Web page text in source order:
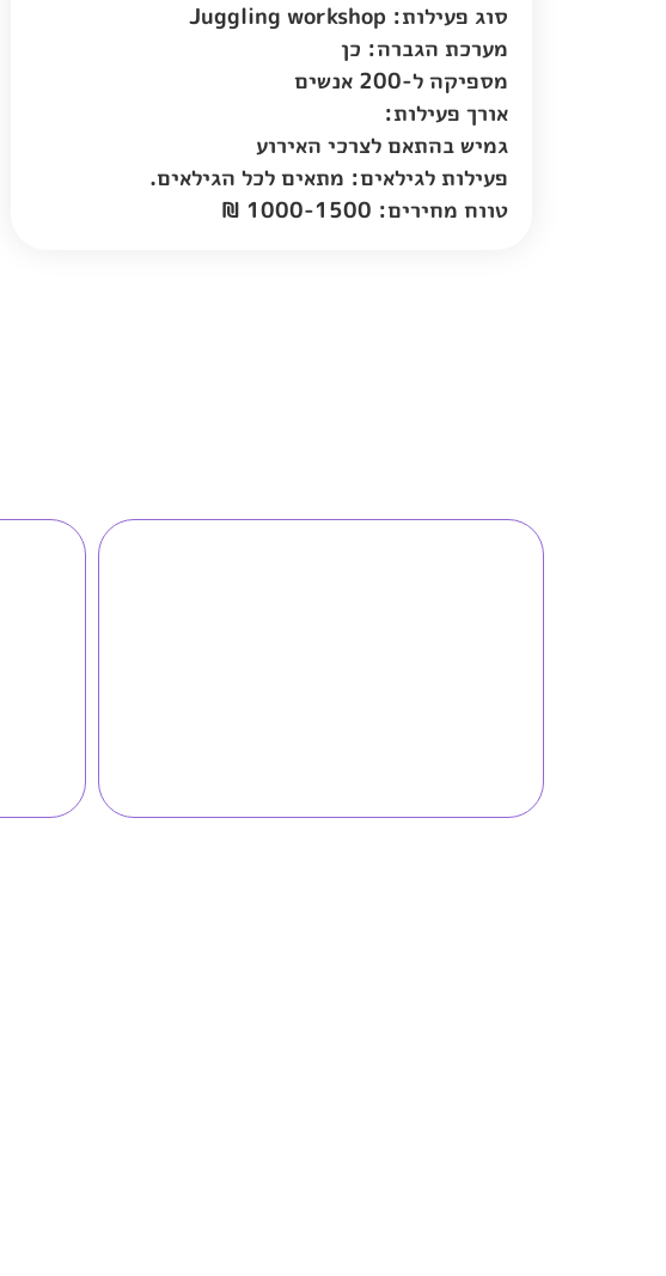
סוג פעילות: Juggling workshop
מערכת הגברה: כן
מספיקה ל-200 אנשים
אורך פעילות:
גמיש בהתאם לצרכי האירוע
פעילות לגילאים: מתאים לכל הגילאים.
טווח מחירים: 1000-1500 ₪